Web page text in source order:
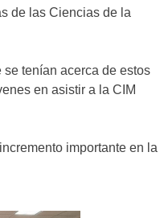
de las Ciencias de la
tenían acerca de estos
en asistir a la CIM
importante en la